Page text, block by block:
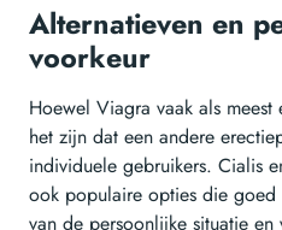
Alternatieven en
voorkeur
Hoewel Viagra vaak als
het zijn dat een andere
individuele gebruikers. Cialis
ook populaire opties die goed
van de persoonlijke situatie